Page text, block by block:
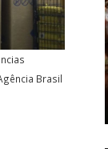
Brasil